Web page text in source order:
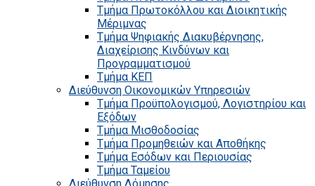
Τμήμα Πρωτοκόλλου και Διοικητικής
Μέριμνας
Τμήμα Ψηφιακής Διακυβέρνησης,
Διαχείρισης Κινδύνων και
Προγραμματισμού
Τμήμα ΚΕΠ
Διεύθυνση Οικονομικών Υπηρεσιών
Τμήμα Προϋπολογισμού, Λογιστηρίου και
Εξόδων
Τμήμα Μισθοδοσίας
Τμήμα Προμηθειών και Αποθήκης
Τμήμα Εσόδων και Περιουσίας
Τμήμα Ταμείου